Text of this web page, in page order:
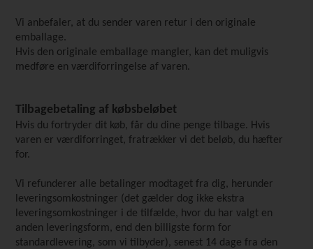
Vi anbefaler, at du sender varen retur i den originale
emballage.
Hvis den originale emballage mangler, kan det muligvis
medføre en værdiforringelse af varen.
Tilbagebetaling af købsbeløbet
Hvis du fortryder dit køb, får du dine penge tilbage. Hvis
varen er værdiforringet, fratrækker vi det beløb, du hæfter
for.
Vi refunderer alle betalinger modtaget fra dig, herunder
leveringsomkostninger (det gælder dog ikke ekstra
leveringsomkostninger i de tilfælde, hvor du har valgt en
anden leveringsform, end den billigste form for
standardlevering, som vi tilbyder), senest 14 dage fra den